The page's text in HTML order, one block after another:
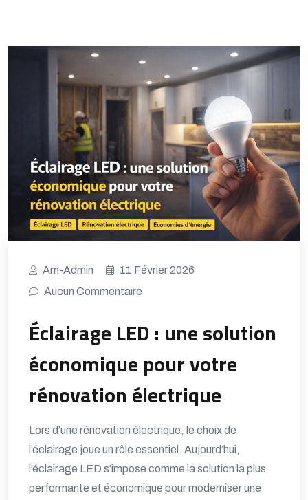
Am-Admin
11 Février 2026
Aucun Commentaire
Éclairage LED : une solution
économique pour votre
rénovation électrique
Lors d’une rénovation électrique, le choix de
l’éclairage joue un rôle essentiel. Aujourd’hui,
l’éclairage LED s’impose comme la solution la plus
performante et économique pour moderniser une